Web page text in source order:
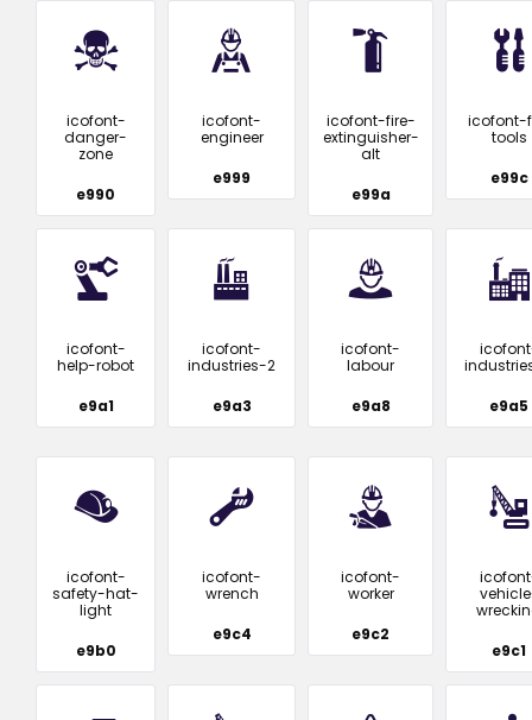
icofont-
danger-
zone
e990
icofont-
engineer
e999
icofont-fire-
extinguisher-
alt
e99a
icofont-
tools
e99c
icofont-
help-robot
e9a1
icofont-
industries-2
e9a3
icofont-
labour
e9a8
e9a5
icofont-
safety-hat-
light
e9b0
icofont-
wrench
e9c4
icofont-
worker
e9c2
e9c1